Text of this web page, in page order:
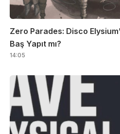
Zero Parades: Disco
Baş Yapıt mı?
14:05